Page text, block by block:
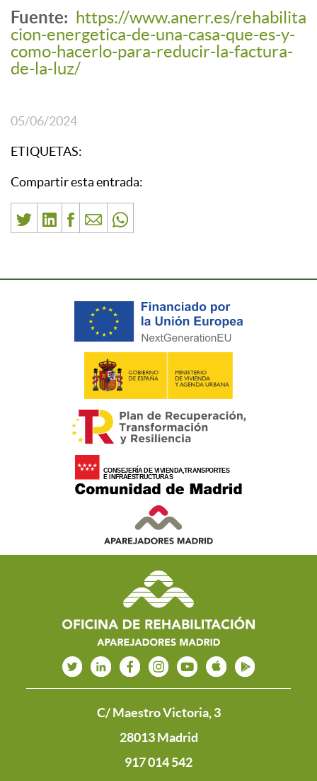
Fuente: https://www.anerr.es/rehabilita
cion-energetica-de-una-casa-que-es-y-
como-hacerlo-para-reducir-la-factura-
de-la-luz/
05/06/2024
ETIQUETAS:
Compartir esta entrada:
C/ Maestro Victoria, 3
28013 Madrid
917 014 542